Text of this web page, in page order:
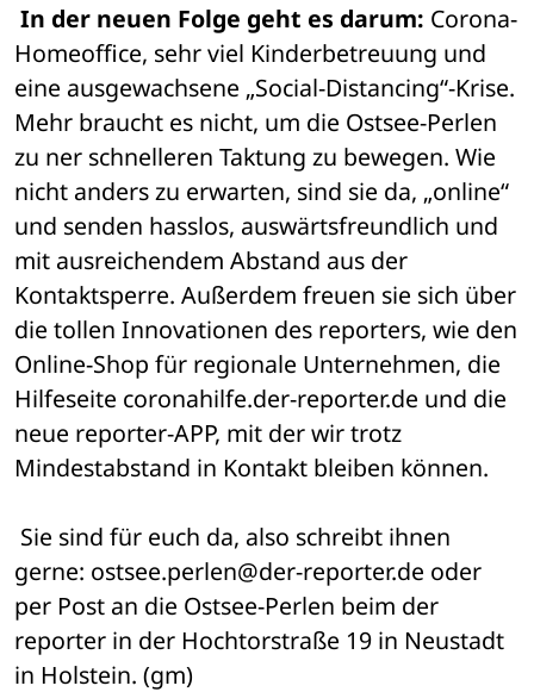
In der neuen Folge geht es darum: Corona-
Homeoffice, sehr viel Kinderbetreuung und
eine ausgewachsene „Social-Distancing“-Krise.
Mehr braucht es nicht, um die Ostsee-Perlen
zu ner schnelleren Taktung zu bewegen. Wie
nicht anders zu erwarten, sind sie da, „online“
und senden hasslos, auswärtsfreundlich und
mit ausreichendem Abstand aus der
Kontaktsperre. Außerdem freuen sie sich über
die tollen Innovationen des reporters, wie den
Online-Shop für regionale Unternehmen, die
Hilfeseite coronahilfe.der-reporter.de und die
neue reporter-APP, mit der wir trotz
Mindestabstand in Kontakt bleiben können.
gerne: ostsee.perlen@der-reporter.de oder
per Post an die Ostsee-Perlen beim der
reporter in der Hochtorstraße 19 in Neustadt
in Holstein. (gm)